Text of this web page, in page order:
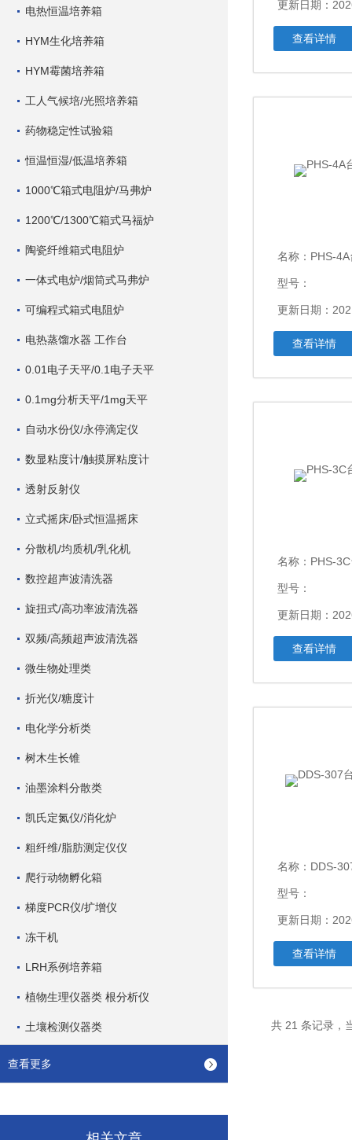
电热恒温培养箱
HYM生化培养箱
HYM霉菌培养箱
工人气候培/光照培养箱
药物稳定性试验箱
恒温恒湿/低温培养箱
1000℃箱式电阻炉/马弗炉
1200℃/1300℃箱式马福炉
陶瓷纤维箱式电阻炉
一体式电炉/烟筒式马弗炉
可编程式箱式电阻炉
电热蒸馏水器 工作台
0.01电子天平/0.1电子天平
0.1mg分析天平/1mg天平
自动水份仪/永停滴定仪
数显粘度计/触摸屏粘度计
透射反射仪
立式摇床/卧式恒温摇床
分散机/均质机/乳化机
数控超声波清洗器
旋扭式/高功率波清洗器
双频/高频超声波清洗器
微生物处理类
折光仪/糖度计
电化学分析类
树木生长锥
油墨涂料分散类
凯氏定氮仪/消化炉
粗纤维/脂肪测定仪仪
爬行动物孵化箱
梯度PCR仪/扩增仪
冻干机
LRH系例培养箱
植物生理仪器类 根分析仪
土壤检测仪器类
查看更多
更新日期：
查看详情
名称： PHS-
型号：
更新日期：
查看详情
名称： PHS-
型号：
更新日期：
查看详情
名称： DDS-
型号：
更新日期：
查看详情
共 21 条记录